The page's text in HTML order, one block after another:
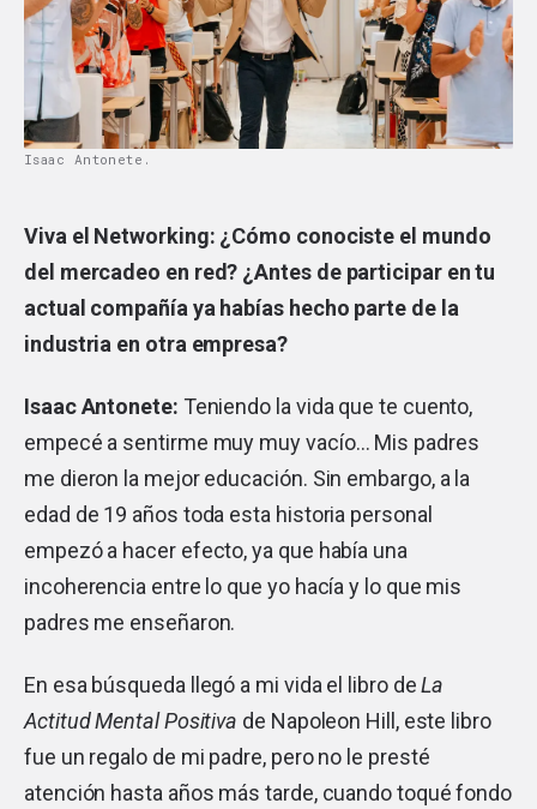
Isaac Antonete.
Viva el Networking: ¿Cómo conociste el mundo
del mercadeo en red? ¿Antes de participar en tu
actual compañía ya habías hecho parte de la
industria en otra empresa?
Isaac Antonete: Teniendo la vida que te cuento,
empecé a sentirme muy muy vacío… Mis padres
me dieron la mejor educación. Sin embargo, a la
edad de 19 años toda esta historia personal
empezó a hacer efecto, ya que había una
incoherencia entre lo que yo hacía y lo que mis
padres me enseñaron.
En esa búsqueda llegó a mi vida el libro deLa
Actitud Mental Positiva de Napoleon Hill, este libro
fue un regalo de mi padre, pero no le presté
atención hasta años más tarde, cuando toqué fondo